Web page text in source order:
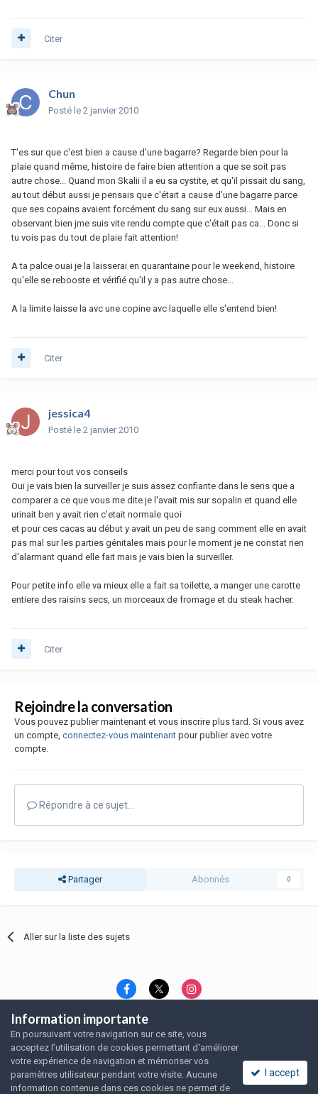
Citer
Chun
Posté le 2 janvier 2010
T'es sur que c'est bien a cause d'une bagarre? Regarde bien pour la
plaie quand même, histoire de faire bien attention a que se soit pas
autre chose... Quand mon Skalii il a eu sa cystite, et qu'il pissait du sang,
au tout début aussi je pensais que c'était a cause d'une bagarre parce
que ses copains avaient forcément du sang sur eux aussi... Mais en
observant bien jme suis vite rendu compte que c'était pas ca... Donc si
tu vois pas du tout de plaie fait attention!
A ta palce ouai je la laisserai en quarantaine pour le weekend, histoire
qu'elle se rebooste et vérifié qu'il y a pas autre chose...
A la limite laisse la avc une copine avc laquelle elle s'entend bien!
Citer
jessica4
Posté le 2 janvier 2010
merci pour tout vos conseils
Oui je vais bien la surveiller je suis assez confiante dans le sens que a
comparer a ce que vous me dite je l'avait mis sur sopalin et quand elle
urinait ben y avait rien c'etait normale quoi
et pour ces cacas au début y avait un peu de sang comment elle en avait
pas mal sur les parties génitales mais pour le moment je ne constat rien
d'alarmant quand elle fait mais je vais bien la surveiller.
Pour petite info elle va mieux elle a fait sa toilette, a manger une carotte
entiere des raisins secs, un morceaux de fromage et du steak hacher.
Citer
Rejoindre la conversation
Vous pouvez publier maintenant et vous inscrire plus tard. Si vous avez
un compte, connectez-vous maintenant pour publier avec votre
compte.
Répondre à ce sujet…
Partager Abonnés 0
Aller sur la liste des sujets
Langue Thème
Politique de confidentialité
Nous contacter
Nous contacter
SRFA, l'association des amoureux du rat domestique
Powered by Invision Community
Information importante
En poursuivant votre navigation sur ce site, vous
acceptez l’utilisation de cookies permettant d'améliorer
votre expérience de navigation et mémoriser vos
paramètres utilisateur pendant votre visite. Aucune
information contenue dans ces cookies ne permet de
I accept